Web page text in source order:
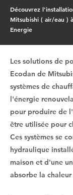
Découvrez
Mitsubishi ( air/eau )
Energie
Les solutions de
Ecodan de
systèmes de
l'énergie
pour produire de
être utilisée pour
Ces systèmes se
hydraulique
maison et d'une
absorbe la